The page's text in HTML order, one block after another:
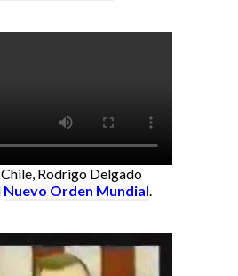
Rodrigo Delgado
Nuevo Orden Mundial.